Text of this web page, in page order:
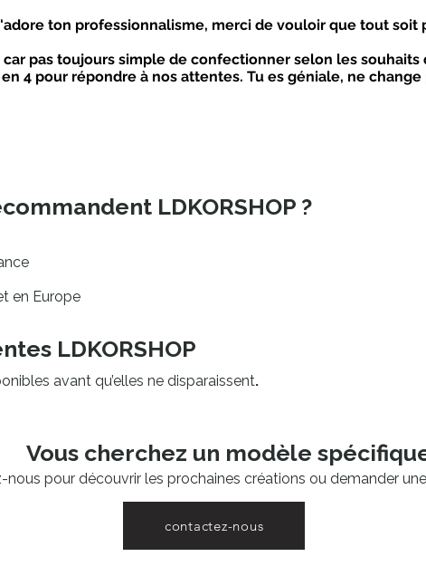
ton professionnalisme, merci de vouloir que tout soit
pas toujours simple de confectionner selon les souhaits
4 pour répondre à nos attentes. Tu es géniale, ne change
LDKORSHOP ?
en Europe
LDKORSHOP
avant qu’elles ne disparaissent.
Vous cherchez un modèle
nous pour découvrir les prochaines créations ou demander
contactez-nous